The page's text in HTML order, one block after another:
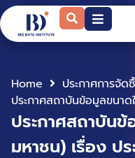
Home
ประกาศการจัด
ประกาศสถาบัน
มหาชน) เรื่อง ป